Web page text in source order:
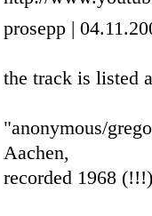
prosepp |
the track is listed
"anonymous/
Aachen,
recorded 1968